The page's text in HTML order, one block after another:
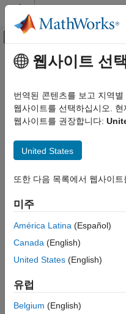
콘텐츠로 바로 가기
오프캔버스 탐
문서 홈
Motor Control Blockset
제어 알고리즘 설계
카테고리
벡터 제어
6단계 정류
이득 계산 및 조정
주요 콘텐츠
개루프 제어
개루프 제어를 사용한 모
개루프 V/F 제어(볼트-헤르
사이에 일정한 비율이 유
모터는 자성 코어가 포화
제어기가 인버터의 출력
매우 낮은 주파수에서 운
전압 강하를 보정하기 위해
I-F 제어는 모터 시동 시 토
아니라, I-F 제어에서 폐루
웹사이트 선택
번역된 콘텐츠를 보고 지역
웹사이트를 선택하십시오.
웹사이트를 권장합니다:
United States
또한 다음 목록에서 웹사이
미주
América Latina (Español)
Canada (English)
United States (English)
유럽
Belgium (English)